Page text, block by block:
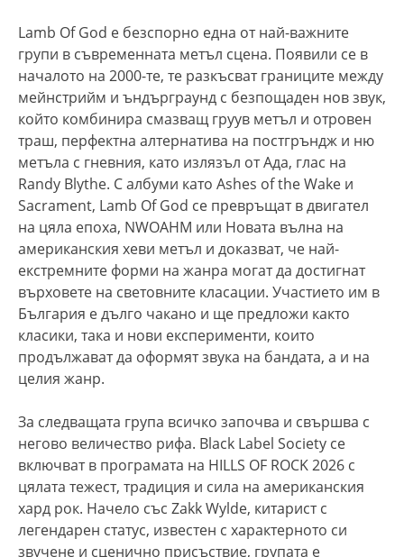
Lamb Of God е безспорно една от най-важните
групи в съвременната метъл сцена. Появили се в
началото на 2000-те, те разкъсват границите между
мейнстрийм и ъндърграунд с безпощаден нов звук,
който комбинира смазващ груув метъл и отровен
траш, перфектна алтернатива на постгръндж и ню
метъла с гневния, като излязъл от Ада, глас на
Randy Blythe. С албуми като Ashes of the Wake и
Sacrament, Lamb Of God се превръщат в двигател
на цяла епоха, NWОAHM или Новата вълна на
американския хеви метъл и доказват, че най-
екстремните форми на жанра могат да достигнат
върховете на световните класации. Участието им в
България е дълго чакано и ще предложи както
класики, така и нови експерименти, които
продължават да оформят звука на бандата, а и на
целия жанр.
За следващата група всичко започва и свършва с
негово величество рифа. Black Label Society се
включват в програмата на HILLS OF ROCK 2026 с
цялата тежест, традиция и сила на американския
хард рок. Начело със Zakk Wylde, китарист с
легендарен статус, известен с характерното си
звучене и сценично присъствие, групата е